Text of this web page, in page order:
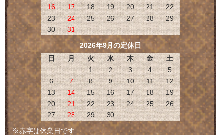
16
17 18 19 20 21
22
23
24 25 26 27 28
29
30
31
2026年9月の定休日
日
月 火 水 木 金
土
1
2 3 4
5
6
7 8 9 10 11
12
13
14 15 16 17 18
19
20
21 22 23 24 25
26
27
28 29
30
※赤字は休業日です